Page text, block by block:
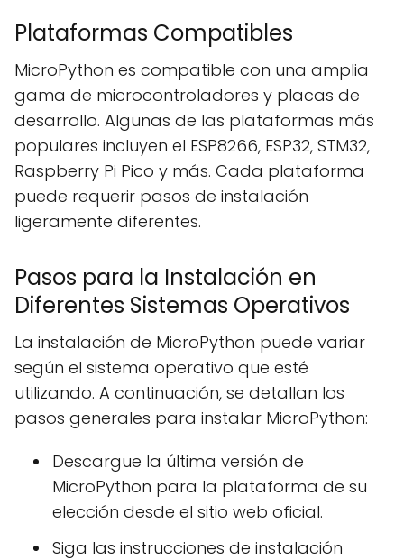
Plataformas Compatibles
MicroPython es compatible con una amplia
gama de microcontroladores y placas de
desarrollo. Algunas de las plataformas más
populares incluyen el ESP8266, ESP32, STM32,
Raspberry Pi Pico y más. Cada plataforma
puede requerir pasos de instalación
ligeramente diferentes.
Pasos para la Instalación en
Diferentes Sistemas Operativos
La instalación de MicroPython puede variar
según el sistema operativo que esté
utilizando. A continuación, se detallan los
pasos generales para instalar MicroPython:
Descargue la última versión de
MicroPython para la plataforma de su
elección desde el sitio web oficial.
Siga las instrucciones de instalación